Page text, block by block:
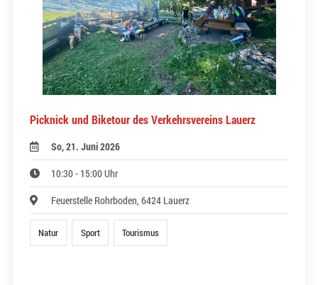
Picknick und Biketour des Verkehrsvereins Lauerz
So, 21. Juni 2026
10:30 - 15:00 Uhr
Feuerstelle Rohrboden, 6424 Lauerz
Natur Sport Tourismus